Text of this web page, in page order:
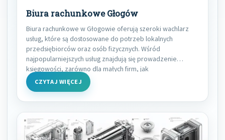
Biura rachunkowe Głogów
Biura rachunkowe w Głogowie oferują szeroki wachlarz
usług, które są dostosowane do potrzeb lokalnych
przedsiębiorców oraz osób fizycznych. Wśród
najpopularniejszych usług znajdują się prowadzenie
księgowości, zarówno dla małych firm, jak
CZYTAJ WIĘCEJ